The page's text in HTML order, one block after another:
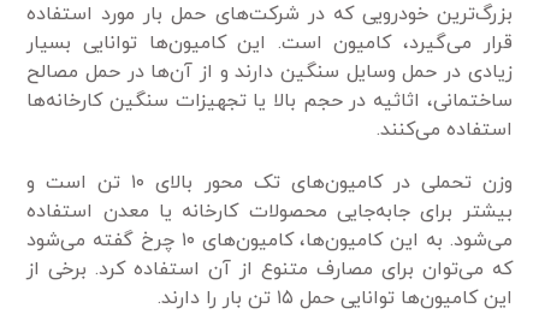
بزرگ‌ترین خودرویی که در شرکت‌های حمل بار مورد استفاده
قرار می‌گیرد، کامیون است. این کامیون‌ها توانایی بسیار
زیادی در حمل وسایل سنگین دارند و از آن‌ها در حمل مصالح
ساختمانی، اثاثیه در حجم بالا یا تجهیزات سنگین کارخانه‌ها
استفاده می‌کنند.
وزن تحملی در کامیون‌های تک محور بالای ۱۰ تن است و
بیشتر برای جابه‌جایی محصولات کارخانه یا معدن استفاده
می‌شود. به این کامیون‌ها، کامیون‌های ۱۰ چرخ گفته می‌شود
که می‌توان برای مصارف متنوع از آن استفاده کرد. برخی از
این کامیون‌ها توانایی حمل ۱۵ تن بار را دارند.